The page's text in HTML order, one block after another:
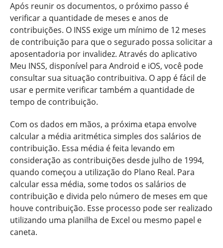
Após reunir os documentos, o próximo passo é
verificar a quantidade de meses e anos de
contribuições. O INSS exige um mínimo de 12 meses
de contribuição para que o segurado possa solicitar a
aposentadoria por invalidez. Através do aplicativo
Meu INSS, disponível para Android e iOS, você pode
consultar sua situação contribuitiva. O app é fácil de
usar e permite verificar também a quantidade de
tempo de contribuição.
Com os dados em mãos, a próxima etapa envolve
calcular a média aritmética simples dos salários de
contribuição. Essa média é feita levando em
consideração as contribuições desde julho de 1994,
quando começou a utilização do Plano Real. Para
calcular essa média, some todos os salários de
contribuição e divida pelo número de meses em que
houve contribuição. Esse processo pode ser realizado
utilizando uma planilha de Excel ou mesmo papel e
caneta.